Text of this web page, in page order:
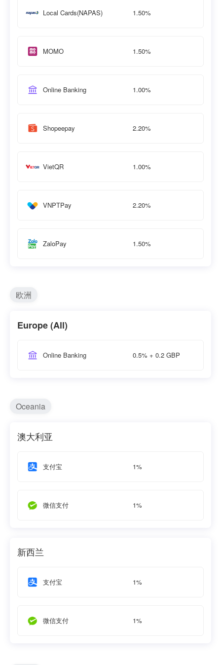
Local Cards(NAPAS) 1.50%
MOMO 1.50%
Online Banking 1.00%
Shopeepay 2.20%
VietQR 1.00%
VNPTPay 2.20%
ZaloPay 1.50%
欧洲
Europe (All)
Online Banking 0.5% + 0.2 GBP
Oceania
澳大利亚
支付宝 1%
微信支付 1%
新西兰
支付宝 1%
微信支付 1%